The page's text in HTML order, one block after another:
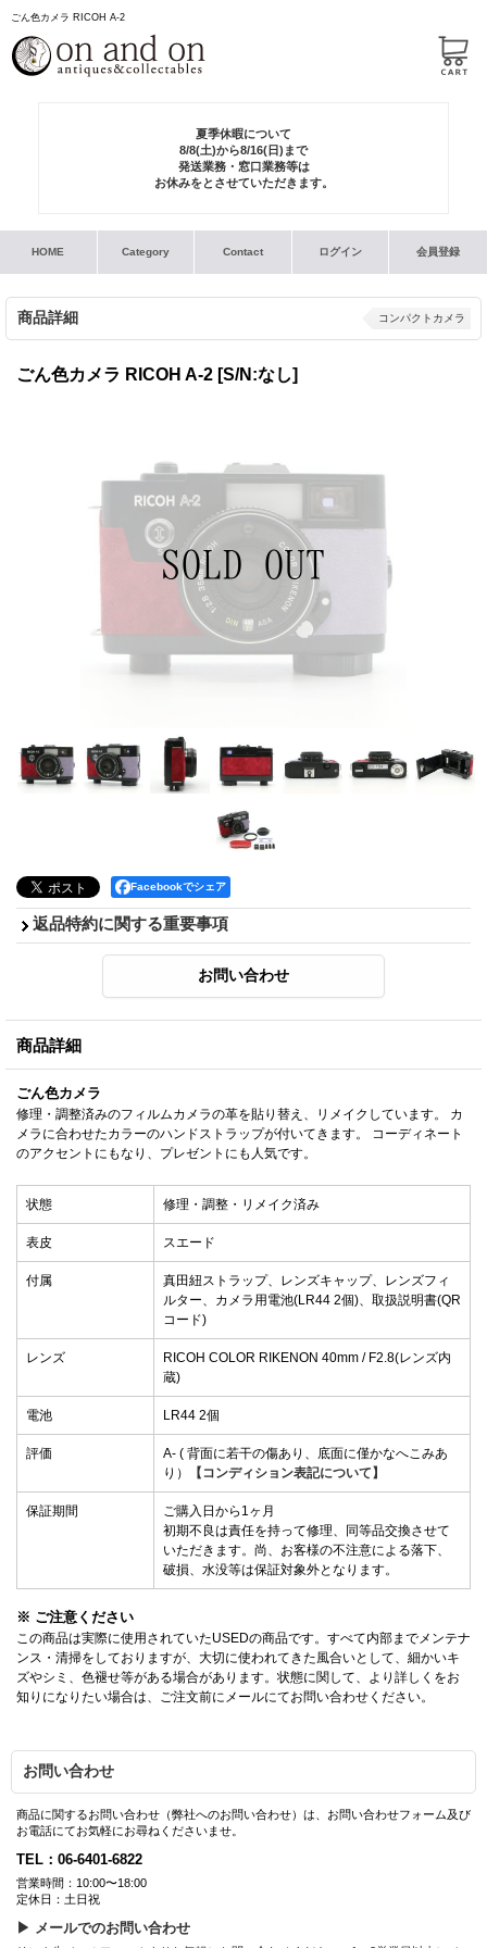
ごん色カメラ RICOH A-2
夏季休暇について
8/8(土)から8/16(日)まで
発送業務・窓口業務等は
お休みをとさせていただきます。
HOME Category Contact ログイン 会員登録
商品詳細 コンパクトカメラ
ごん色カメラ RICOH A-2 [S/N:なし]
Facebookでシェア
返品特約に関する重要事項
商品詳細
ごん色カメラ
修理・調整済みのフィルムカメラの革を貼り替え、リメイクしています。 カ
メラに合わせたカラーのハンドストラップが付いてきます。 コーディネート
のアクセントにもなり、プレゼントにも人気です。
状態 修理・調整・リメイク済み
表皮 スエード
付属
真田紐ストラップ、レンズキャップ、レンズフィ
ルター、カメラ用電池(LR44 2個)、取扱説明書(QR
コード)
レンズ
RICOH COLOR RIKENON 40mm / F2.8(レンズ内
蔵)
電池 LR44 2個
評価
A- ( 背面に若干の傷あり、底面に僅かなへこみあ
り）
【コンディション表記について】
保証期間
ご購入日から1ヶ月
初期不良は責任を持って修理、同等品交換させて
いただきます。尚、お客様の不注意による落下、
破損、水没等は保証対象外となります。
※ ご注意ください
この商品は実際に使用されていたUSEDの商品です。すべて内部までメンテナ
ンス・清掃をしておりますが、大切に使われてきた風合いとして、細かいキ
ズやシミ、色褪せ等がある場合があります。状態に関して、より詳しくをお
知りになりたい場合は、ご注文前にメールにてお問い合わせください。
お問い合わせ
商品に関するお問い合わせ（弊社へのお問い合わせ）は、お問い合わせフォーム及び
お電話にてお気軽にお尋ねくださいませ。
TEL：06-6401-6822
営業時間：10:00〜18:00
定休日：土日祝
▶ メールでのお問い合わせ